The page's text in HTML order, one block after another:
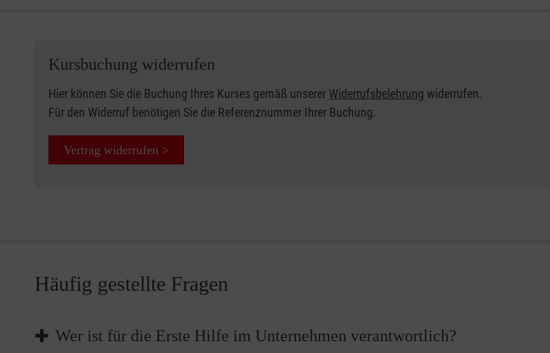
Kursbuchung widerrufen
Hier können Sie die Buchung Ihres Kurses gemäß unserer Widerrufsbelehrung widerrufen.
Für den Widerruf benötigen Sie die Referenznummer Ihrer Buchung.
Vertrag widerrufen >
Häufig gestellte Fragen
Wer ist für die Erste Hilfe im Unternehmen verantwortlich?